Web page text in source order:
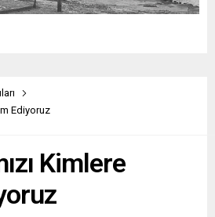
Ediyoruz
Kimlere